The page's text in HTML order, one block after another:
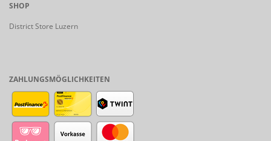
SHOP
District Store Luzern
ZAHLUNGSMÖGLICHKEITEN